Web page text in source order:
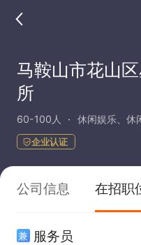
马鞍山市花山
所
60-100人 休闲娱乐、休
企业认证
公司信息 在招职
兼 服务员